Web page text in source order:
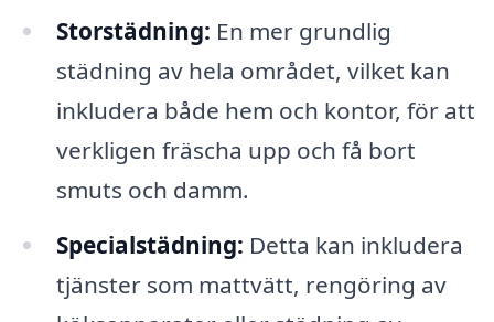
Storstädning: En mer grundlig
städning av hela området, vilket kan
inkludera både hem och kontor, för att
verkligen fräscha upp och få bort
smuts och damm.
Specialstädning: Detta kan inkludera
tjänster som mattvätt, rengöring av